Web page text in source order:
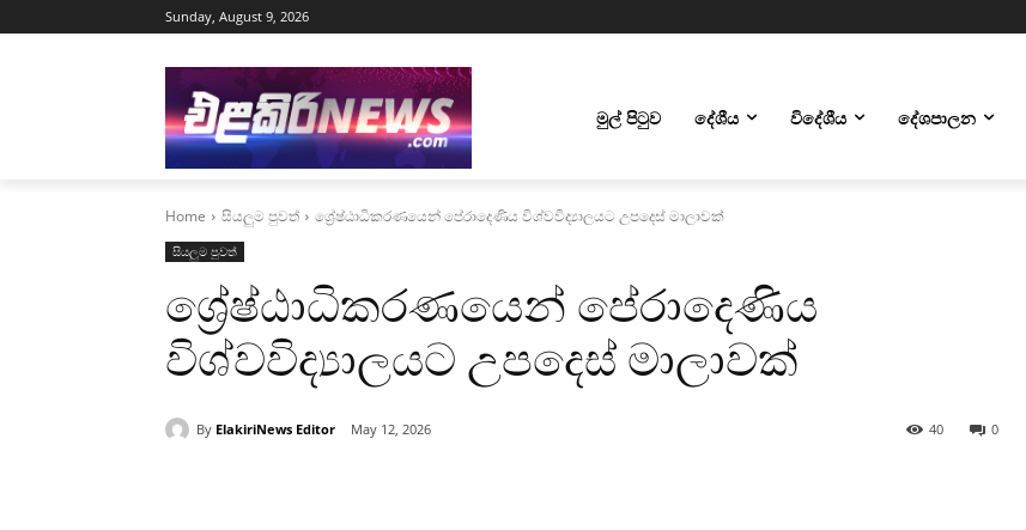
Sunday, August 9, 2026
මුල් පිටුව දේශීය විදේශීය දේශපාලන
Home සියලුම පුවත් ශ්‍රේෂ්ඨාධිකරණයෙන් පේරාදෙණිය විශ්වවිද්‍යාලයට උපදෙස් මාලාවක්
සියලුම පුවත්
ශ්‍රේෂ්ඨාධිකරණයෙන් පේරාදෙණිය
විශ්වවිද්‍යාලයට උපදෙස් මාලාවක්
By ElakiriNews Editor May 12, 2026 0
40